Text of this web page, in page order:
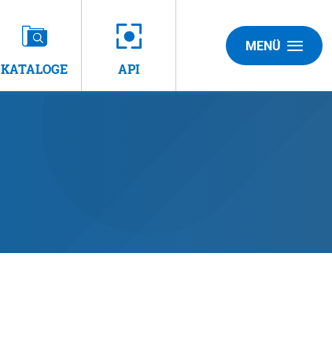
KATALOGE API
MENÜ